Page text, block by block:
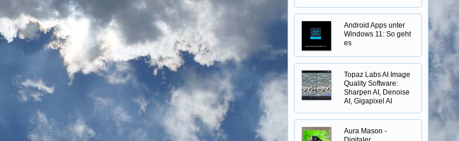
Android Apps unter
Windows 11: So geht
es
Topaz Labs AI Image
Quality Software:
Sharpen AI, Denoise
AI, Gigapixel AI
Aura Mason -